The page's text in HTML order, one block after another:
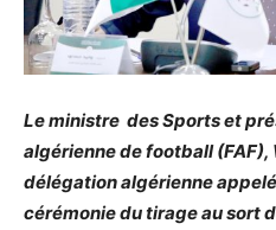
Le ministre des Sports et
algérienne de football
délégation algérienne
cérémonie du tirage au sort